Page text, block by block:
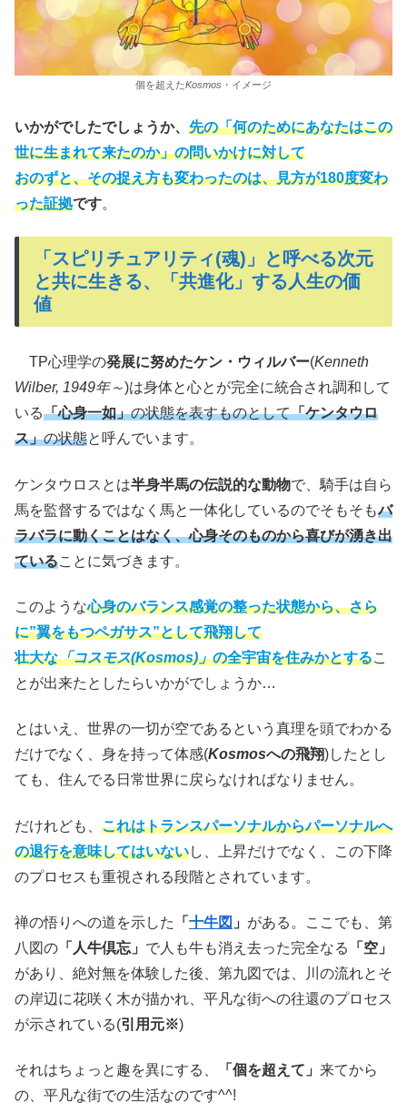
個を超えたKosmos ・イメージ
いかがでしたでしょうか、 先の「何のためにあなたはこの
世に生まれて来たのか」の問いかけに対して
おのずと、その捉え方も変わったのは、見方が180度変わ
った証拠です。
「スピリチュアリティ(魂)」と呼べる次元
と共に生きる、「共進化」する人生の価
値
TP心理学の発展に努めたケン・ウィルバー(Kenneth
Wilber, 1949年～)は身体と心とが完全に統合され調和して
いる「心身一如」の状態を表すものとして「ケンタウロ
ス」の状態と呼んでいます。
ケンタウロスとは半身半馬の伝説的な動物で、騎手は自ら
馬を監督するではなく馬と一体化しているのでそもそもバ
ラバラに動くことはなく、心身そのものから喜びが湧き出
ていることに気づきます。
このような心身のバランス感覚の整った状態から、さら
に”翼をもつペガサス”として飛翔して
壮大な「コスモス(Kosmos)」の全宇宙を住みかとするこ
とが出来たとしたらいかがでしょうか…
とはいえ、世界の一切が空であるという真理を頭でわかる
だけでなく、身を持って体感(Kosmosへの飛翔)したとし
ても、住んでる日常世界に戻らなければなりません。
だけれども、 これはトランスパーソナルからパーソナルへ
の退行を意味してはいないし、上昇だけでなく、この下降
のプロセスも重視される段階とされています。
禅の悟りへの道を示した 「 十牛図 」 がある。ここでも、第
八図の 「人牛倶忘」 で人も牛も消え去った完全なる
「空」
があり、絶対無を体験した後、第九図では、川の流れとそ
の岸辺に花咲く木が描かれ、平凡な街への往還のプロセス
が示されている(引用元※)
それはちょっと趣を異にする、 「個を超えて」 来てから
の、平凡な街での生活なのです^^!